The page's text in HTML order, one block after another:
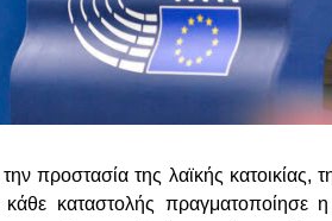
προστασία της λαϊκής
καταστολής